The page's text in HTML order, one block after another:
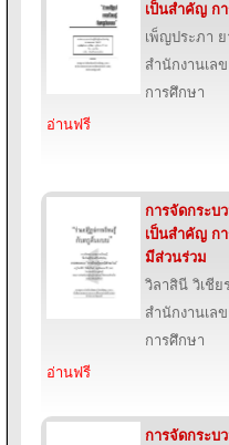
เป็นสำคัญ ก
เพ็ญประภา ย
สำนักงานเล
การศึกษา
อ่านฟรี
การจัดกระบ
เป็นสำคัญ ก
มีส่วนร่วม
วิลาสินี วิเชีย
สำนักงานเล
การศึกษา
อ่านฟรี
การจัดกระบ